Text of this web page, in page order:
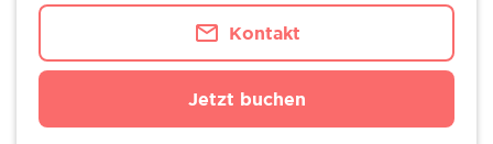
Kontakt
Jetzt buchen